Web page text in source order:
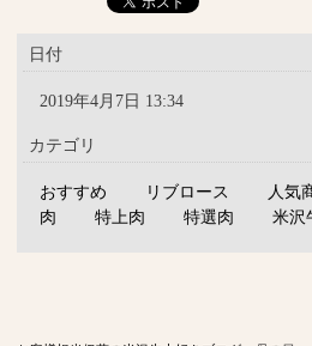
日付
2019年4月7日 13:34
カテゴリ
おすすめ リブロース 人気
肉
特上肉 特選肉 米沢